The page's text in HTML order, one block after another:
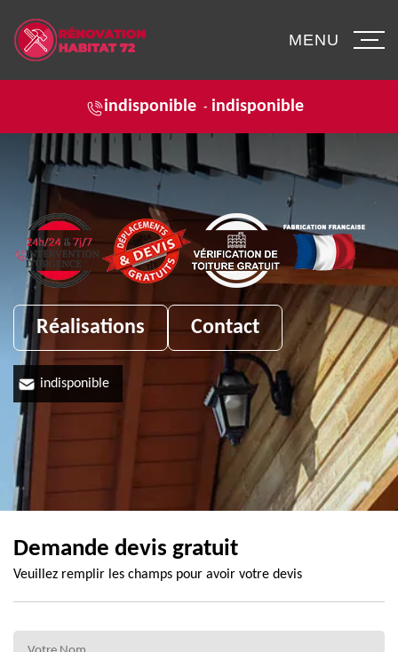
indisponible - indisponible
MENU
Réalisations Contact
indisponible
Demande devis gratuit
Veuillez remplir les champs pour avoir votre devis